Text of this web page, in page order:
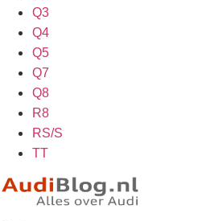
Q3
Q4
Q5
Q7
Q8
R8
RS/S
TT